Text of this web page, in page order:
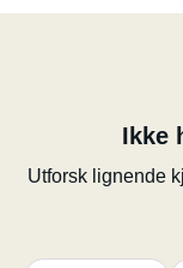
Ikke
Utforsk lignende